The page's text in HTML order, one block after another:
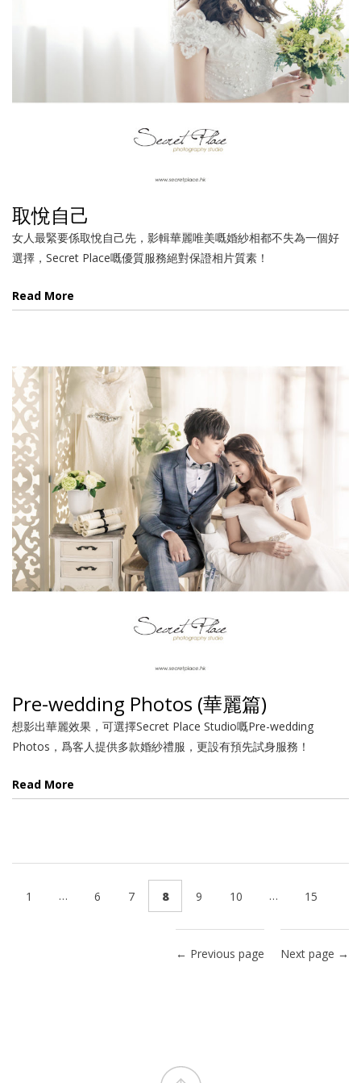
取悅自己
女人最緊要係取悅自己先，影輯華麗唯美嘅婚紗相都不失為一個好
選擇，Secret Place嘅優質服務絕對保證相片質素！
Read More
Pre-wedding Photos (華麗篇)
想影出華麗效果，可選擇Secret Place Studio嘅Pre-wedding
Photos，爲客人提供多款婚紗禮服，更設有預先試身服務！
Read More
1 … 6 7 8 9 10 … 15
← Previous page Next page →